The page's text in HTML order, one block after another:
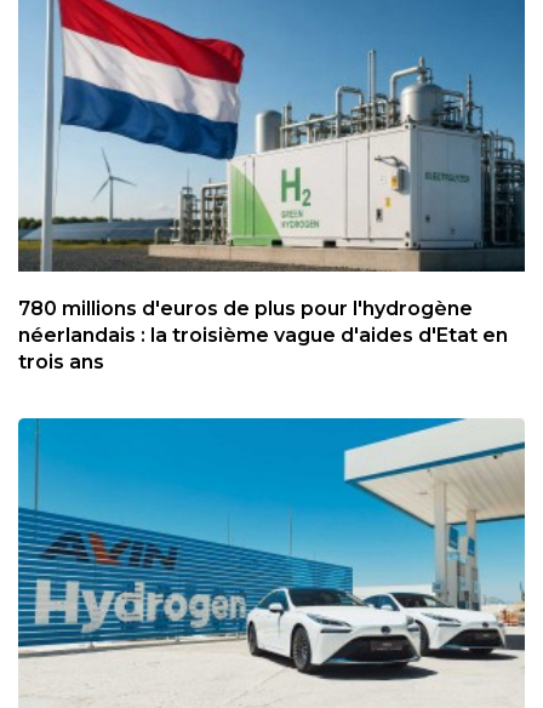
780 millions d'euros de plus pour l'hydrogène
néerlandais : la troisième vague d'aides d'Etat en
trois ans